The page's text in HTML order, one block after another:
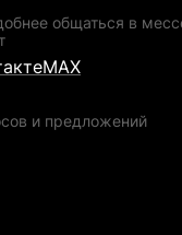
общаться в
MAX
и предложений